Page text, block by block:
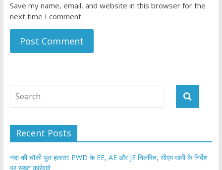
Save my name, email, and website in this browser for the
next time I comment.
Recent Posts
नंदा की चौकी पुल हादसा: PWD के EE, AE और JE निलंबित, सीएम धामी के निर्देश
पर सख्त कार्रवाई